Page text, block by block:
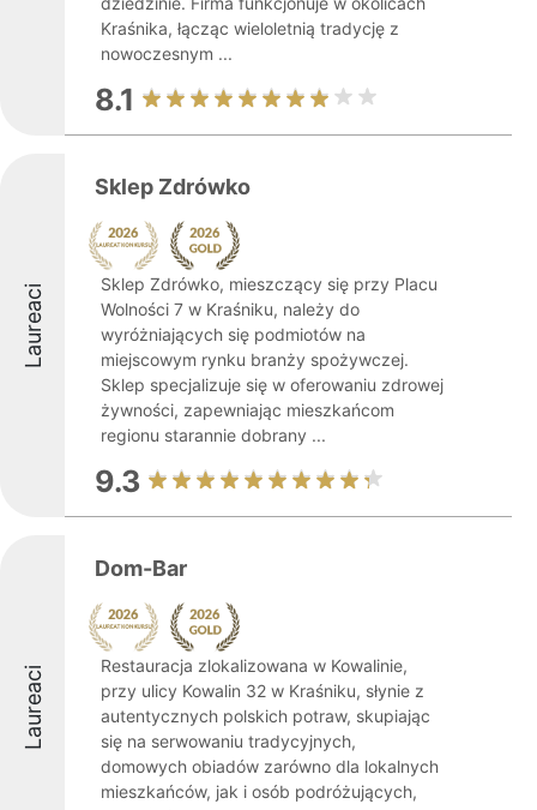
Kraśnika, łącząc wieloletnią tradycję z
nowoczesnym ...
8.1
Laureaci
Sklep Zdrówko
Sklep Zdrówko, mieszczący się przy Placu
Wolności 7 w Kraśniku, należy do
wyróżniających się podmiotów na
miejscowym rynku branży spożywczej.
Sklep specjalizuje się w oferowaniu zdrowej
żywności, zapewniając mieszkańcom
regionu starannie dobrany ...
9.3
Laureaci
Dom-Bar
Restauracja zlokalizowana w Kowalinie,
przy ulicy Kowalin 32 w Kraśniku, słynie z
autentycznych polskich potraw, skupiając
się na serwowaniu tradycyjnych,
domowych obiadów zarówno dla lokalnych
mieszkańców, jak i osób podróżujących,